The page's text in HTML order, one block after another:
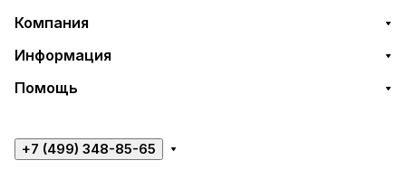
Компания
Информация
Помощь
+7 (499) 348-85-65